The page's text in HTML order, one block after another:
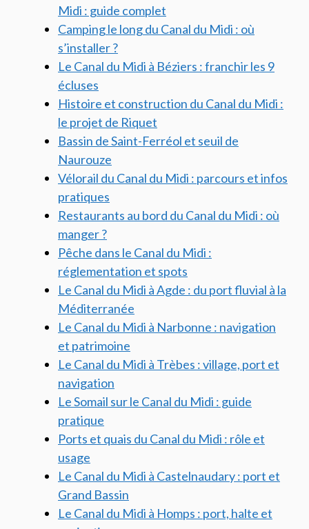
Midi : guide complet
Camping le long du Canal du Midi : où
s’installer ?
Le Canal du Midi à Béziers : franchir les 9
écluses
Histoire et construction du Canal du Midi :
le projet de Riquet
Bassin de Saint-Ferréol et seuil de
Naurouze
Vélorail du Canal du Midi : parcours et infos
pratiques
Restaurants au bord du Canal du Midi : où
manger ?
Pêche dans le Canal du Midi :
réglementation et spots
Le Canal du Midi à Agde : du port fluvial à la
Méditerranée
Le Canal du Midi à Narbonne : navigation
et patrimoine
Le Canal du Midi à Trèbes : village, port et
navigation
Le Somail sur le Canal du Midi : guide
pratique
Ports et quais du Canal du Midi : rôle et
usage
Le Canal du Midi à Castelnaudary : port et
Grand Bassin
Le Canal du Midi à Homps : port, halte et